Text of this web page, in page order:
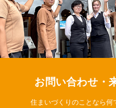
お問い合わせ・
住まいづくりのことなら何